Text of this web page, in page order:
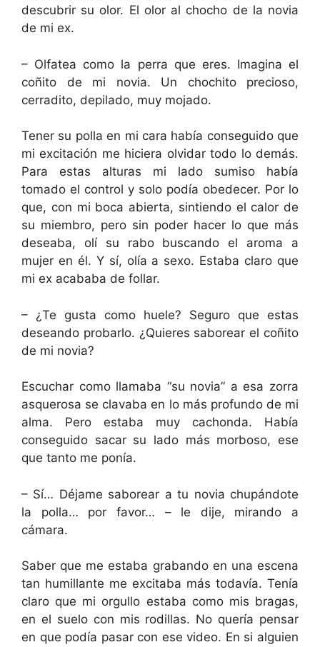
descubrir su olor. El olor al chocho de la novia
de mi ex.
– Olfatea como la perra que eres. Imagina el
coñito de mi novia. Un chochito precioso,
cerradito, depilado, muy mojado.
Tener su polla en mi cara había conseguido que
mi excitación me hiciera olvidar todo lo demás.
Para estas alturas mi lado sumiso había
tomado el control y solo podía obedecer. Por lo
que, con mi boca abierta, sintiendo el calor de
su miembro, pero sin poder hacer lo que más
deseaba, olí su rabo buscando el aroma a
mujer en él. Y sí, olía a sexo. Estaba claro que
mi ex acababa de follar.
– ¿Te gusta como huele? Seguro que estas
deseando probarlo. ¿Quieres saborear el coñito
de mi novia?
Escuchar como llamaba “su novia” a esa zorra
asquerosa se clavaba en lo más profundo de mi
alma. Pero estaba muy cachonda. Había
conseguido sacar su lado más morboso, ese
que tanto me ponía.
– Sí… Déjame saborear a tu novia chupándote
la polla… por favor… – le dije, mirando a
cámara.
Saber que me estaba grabando en una escena
tan humillante me excitaba más todavía. Tenía
claro que mi orgullo estaba como mis bragas,
en el suelo con mis rodillas. No quería pensar
en que podía pasar con ese video. En si alguien